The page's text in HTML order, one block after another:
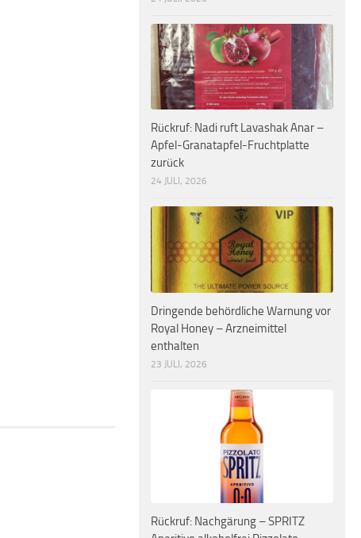
Rückruf: Nadi ruft Lavashak Anar –
Apfel-Granatapfel-Fruchtplatte
zurück
24 JULI, 2026
Dringende behördliche Warnung vor
Royal Honey – Arzneimittel
enthalten
23 JULI, 2026
Rückruf: Nachgärung – SPRITZ